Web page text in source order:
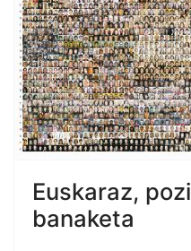
Euskaraz,
banaketa